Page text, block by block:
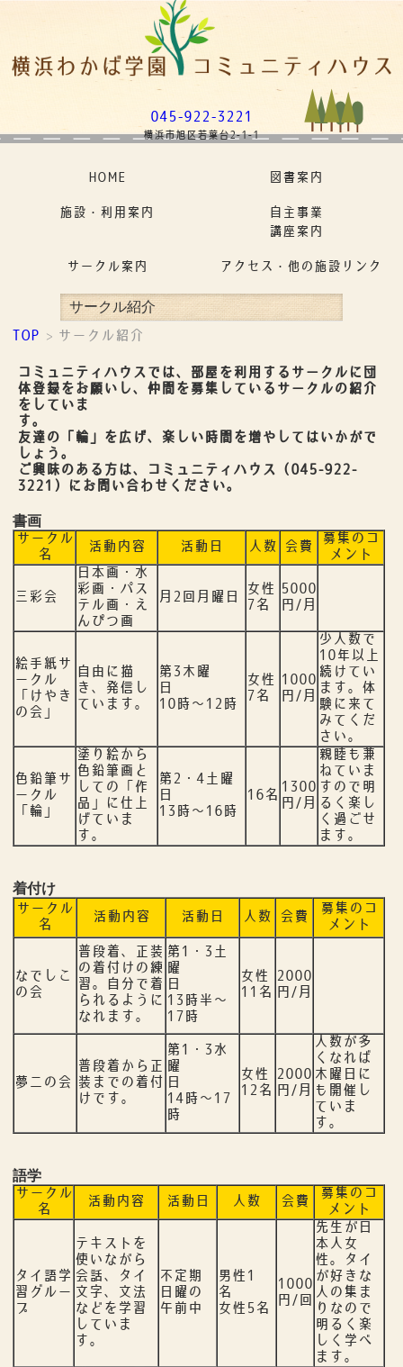
045-922-3221
横浜市旭区若葉台2-1-1
HOME 図書案内
施設・利用案内
自主事業
講座案内
サークル案内 アクセス・他の施設リンク
サークル紹介
TOP > サークル紹介
コミュニティハウスでは、部屋を利用するサークルに団
体登録をお願いし、仲間を募集しているサークルの紹介
をしていま
す
友達の「輪」を広げ、楽しい時間を増やしてはいかがで
しょう。
ご興味のある方は、コミュニティハウス（045-922-
3221）にお問い合わせください。
書画
サークル
名
活動内容 活動日 人数 会費
募集のコ
メント
三彩会
日本画・水
彩画・パス
テル画・え
んぴつ画
月2回月曜日
女性
7名
5000
円/月
絵手紙サ
ークル
「けやき
の会」
自由に描
き、発信し
ています。
第3木曜
日
10時～12時
女性
7名
1000
円/月
少人数で
10年以上
続けてい
ます。体
験に来て
みてくだ
さい。
色鉛筆サ
ークル
「輪」
塗り絵から
色鉛筆画と
しての「作
品」に仕上
げていま
す。
第2・4土曜
日
13時～16時
16名
1300
円/月
親睦も兼
ねていま
すので明
るく楽し
く過ごせ
ます。
着付け
サークル
名
活動内容 活動日 人数 会費
募集のコ
メント
なでしこ
の会
普段着、正装
の着付けの練
習。自分で着
られるように
なれます。
第1・3土
曜
日
13時半～
17時
女性
11名
2000
円/月
夢二の会
普段着から正
装までの着付
けです。
第1・3水
曜
日
14時～17
時
女性
12名
2000
円/月
人数が多
くなれば
木曜日に
も開催し
ていま
す。
語学
サークル
名
活動内容 活動日 人数 会費
募集のコ
メント
タイ語学
習グルー
プ
テキストを
使いながら
会話、タイ
文字、文法
などを学習
していま
す。
不定期
日曜の
午前中
男性1
名
女性5名
1000
円/回
先生が日
本人女
性。タイ
が好きな
人の集ま
りなので
明るく楽
しく学べ
ます。